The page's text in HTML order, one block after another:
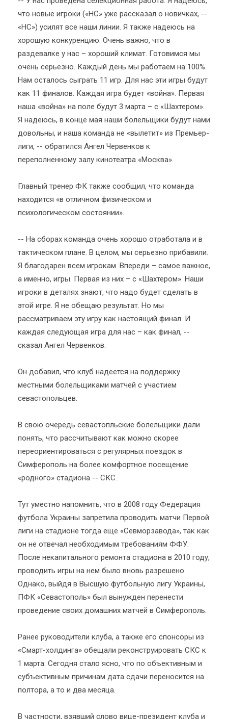
что новые игроки («НС» уже рассказал о новичках, --
«НС») усилят все наши линии. Я также надеюсь на
хорошую конкуренцию. Очень важно, что в
раздевалке у нас – хороший климат. Готовимся мы
очень серьезно. Каждый день мы работаем на 100%.
Нам осталось сыграть 11 игр. Для нас эти игры будут
как 11 финалов. Каждая игра будет «война». Первая
наша «война» на поле будут 3 марта – с «Шахтером».
Я надеюсь, в конце мая наши болельщики будут нами
довольны, и наша команда не «вылетит» из Премьер-
лиги, -- обратился Ангел Червенков к
переполненному залу кинотеатра «Москва».
Главный тренер ФК также сообщил, что команда
находится «в отличном физическом и
психологическом состоянии».
-- На сборах команда очень хорошо отработала и в
тактическом плане. В целом, мы серьезно прибавили.
Я благодарен всем игрокам. Впереди – самое важное,
а именно, игры. Первая из них – с «Шахтером». Наши
игроки в деталях знают, что надо будет сделать в
этой игре. Я не обещаю результат. Но мы
рассматриваем эту игру как настоящий финал. И
каждая следующая игра для нас – как финал, --
сказал Ангел Червенков.
Он добавил, что клуб надеется на поддержку
местными болельщиками матчей с участием
севастопольцев.
В свою очередь севастопльские болельщики дали
понять, что рассчитывают как можно скорее
переориентироваться с регулярных поездок в
Симферополь на более комфортное посещение
«родного» стадиона -- СКС.
Тут уместно напомнить, что в 2008 году Федерация
футбола Украины запретила проводить матчи Первой
лиги на стадионе тогда еще «Севморзавода», так как
он не отвечал необходимым требованиям ФФУ.
После некапитального ремонта стадиона в 2010 году,
проводить игры на нем было вновь разрешено.
Однако, выйдя в Высшую футбольную лигу Украины,
ПФК «Севастополь» был вынужден перенести
проведение своих домашних матчей в Симферополь.
Ранее руководители клуба, а также его спонсоры из
«Смарт-холдинга» обещали реконструировать СКС к
1 марта. Сегодня стало ясно, что по объективным и
субъективным причинам дата сдачи переносится на
полтора, а то и два месяца.
В частности, взявший слово вице-президент клуба и